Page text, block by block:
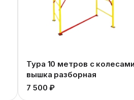
Тура 10 метров с
вышка разборная
7 500 ₽